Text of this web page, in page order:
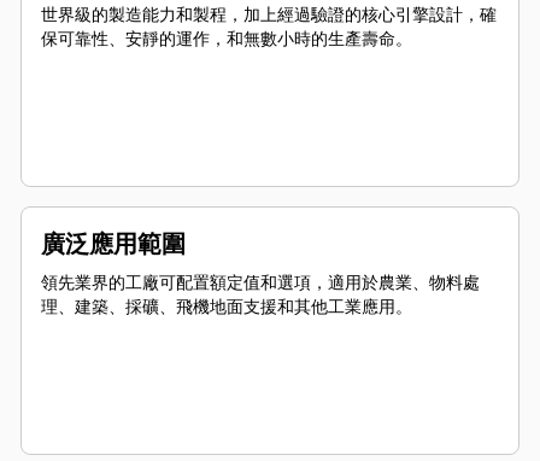
世界級的製造能力和製程，加上經過驗證的核心引擎設計，確
保可靠性、安靜的運作，和無數小時的生產壽命。
廣泛應用範圍
領先業界的工廠可配置額定值和選項，適用於農業、物料處
理、建築、採礦、飛機地面支援和其他工業應用。